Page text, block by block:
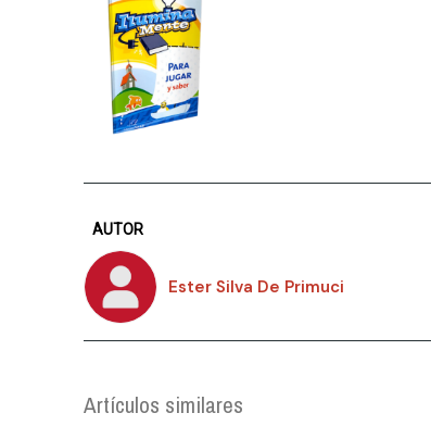
AUTOR
Ester Silva De Primuci
Artículos similares